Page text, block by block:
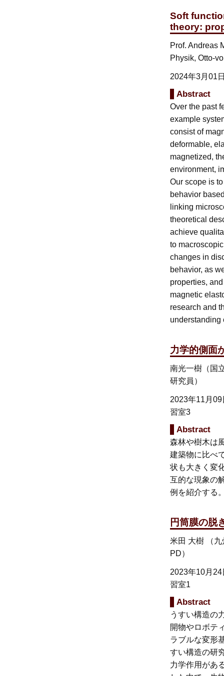
Soft
theory:
Prof. Andreas
Physik, Otto-
2024年3月01
Abstract
Over the past
example
consist of
deformable,
magnetized,
environment,
Our scope is
behavior
linking
theoretical
achieve
to
changes in
behavior, as
properties,
magnetic
research and
understanding
力学的側面
南光一樹（国
研究員）
2023年11月
習室3
Abstract
森林や樹木は
建築物に比べ
状も大きく変
互的な現象の
例を紹介する
円筒膜の脱
米田 大樹 （
PD）
2023年10月
習室1
Abstract
うすい構造の
開物やロボテ
ラブルな変形
すい構造の研
力学作用があ